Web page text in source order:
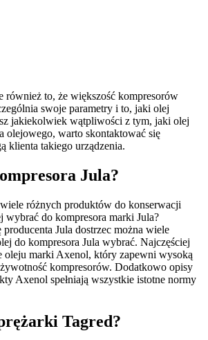
również to, że większość kompresorów
swoje parametry i to, jaki olej
jakiekolwiek wątpliwości z tym, jaki olej
olejowego, warto skontaktować się
klienta takiego urządzenia.
Jula?
różnych produktów do konserwacji
wybrać do kompresora marki Jula?
producenta Jula dostrzec można wiele
do kompresora Jula wybrać. Najczęściej
oleju marki Axenol, który zapewni wysoką
kompresorów. Dodatkowo opisy
Axenol spełniają wszystkie istotne normy
Tagred?